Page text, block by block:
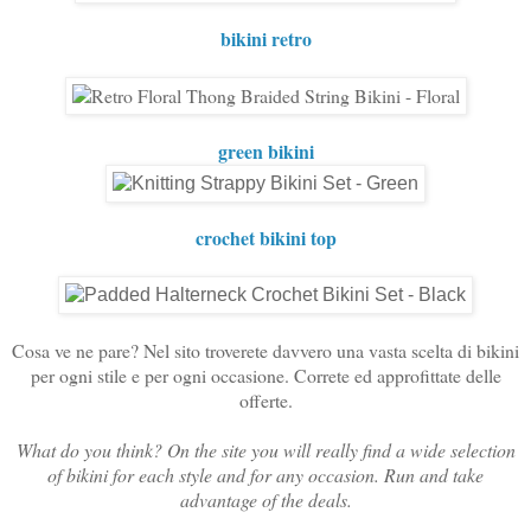
bikini retro
green bikini
crochet bikini top
Cosa ve ne pare? Nel sito troverete davvero una vasta scelta di bikini
per ogni stile e per ogni occasione. Correte ed approfittate delle
offerte.
What do you think? On the site you will really find a wide selection
of bikini for each style and for any occasion. Run and take
advantage of the deals.